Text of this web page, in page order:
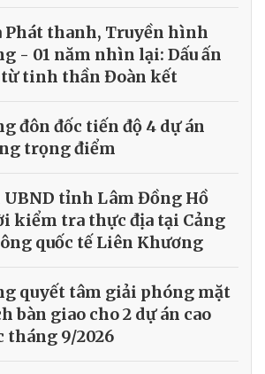
Phát thanh, Truyền hình
- 01 năm nhìn lại: Dấu ấn
từ tinh thần Đoàn kết
đôn đốc tiến độ 4 dự án
trọng điểm
tỉnh Lâm Đồng Hồ
kiểm tra thực địa tại Cảng
quốc tế Liên Khương
quyết tâm giải phóng mặt
bàn giao cho 2 dự án cao
tháng 9/2026